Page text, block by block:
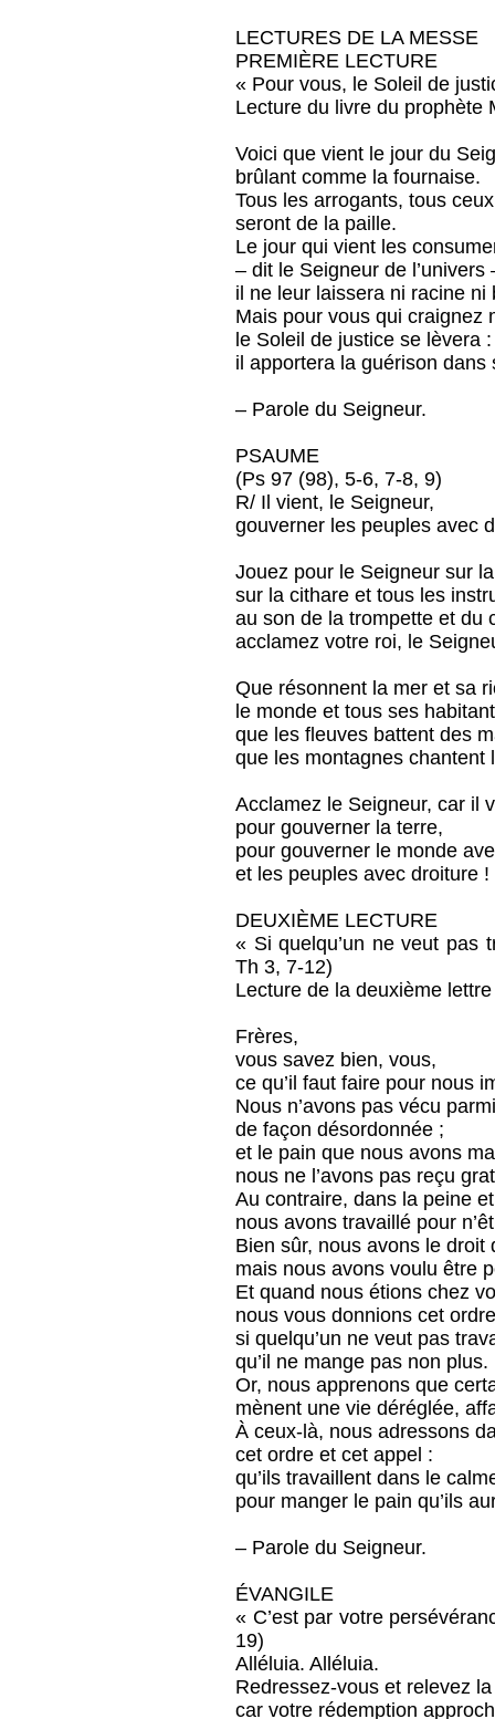
LECTURES DE LA MESSE
PREMIÈRE LECTURE
« Pour vous, le Soleil de
Lecture du livre du prophète
Voici que vient le jour du
brûlant comme la fournaise.
Tous les arrogants, tous
seront de la paille.
Le jour qui vient les
– dit le Seigneur de l’univers
il ne leur laissera ni racine ni
Mais pour vous qui craignez
le Soleil de justice se lèvera :
il apportera la guérison dans
– Parole du Seigneur.
PSAUME
(Ps 97 (98), 5-6, 7-8, 9)
R/ Il vient, le Seigneur,
gouverner les peuples avec
Jouez pour le Seigneur sur
sur la cithare et tous les
au son de la trompette et du
acclamez votre roi, le
Que résonnent la mer et sa
le monde et tous ses
que les fleuves battent des
que les montagnes chantent
Acclamez le Seigneur, car il
pour gouverner la terre,
pour gouverner le monde
et les peuples avec droiture !
DEUXIÈME LECTURE
« Si quelqu’un ne veut pas
Th 3, 7-12)
Lecture de la deuxième
Frères,
vous savez bien, vous,
ce qu’il faut faire pour nous
Nous n’avons pas vécu
de façon désordonnée ;
et le pain que nous avons
nous ne l’avons pas reçu
Au contraire, dans la peine
nous avons travaillé pour
Bien sûr, nous avons le droit
mais nous avons voulu être
Et quand nous étions chez
nous vous donnions cet
si quelqu’un ne veut pas
qu’il ne mange pas non plus.
Or, nous apprenons que
mènent une vie déréglée,
À ceux-là, nous adressons
cet ordre et cet appel :
qu’ils travaillent dans le
pour manger le pain qu’ils
– Parole du Seigneur.
ÉVANGILE
« C’est par votre
19)
Alléluia. Alléluia.
Redressez-vous et relevez
car votre rédemption